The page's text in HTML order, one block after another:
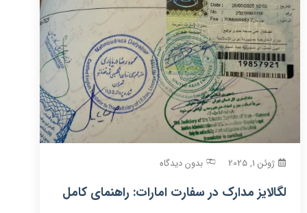
ژوئن 1, 2025 بدون دیدگاه
لگالایز مدارک در سفارت امارات: راهنمای کامل